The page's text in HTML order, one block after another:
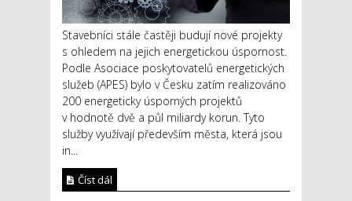
Stavebníci stále častěji budují nové projekty
s ohledem na jejich energetickou úspornost.
Podle Asociace poskytovatelů energetických
služeb (APES) bylo v Česku zatím realizováno
200 energeticky úsporných projektů
v hodnotě dvě a půl miliardy korun. Tyto
služby využívají především města, která jsou
in...
Číst dál